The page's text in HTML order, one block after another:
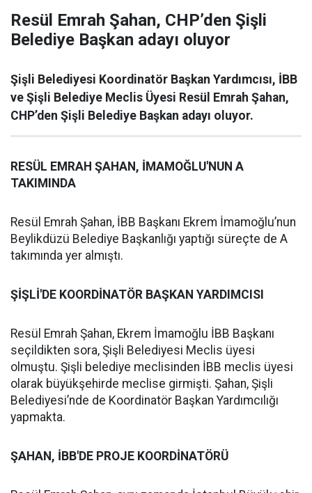
Resül Emrah Şahan, CHP’den Şişli
Belediye Başkan adayı oluyor
Şişli Belediyesi Koordinatör Başkan Yardımcısı, İBB
ve Şişli Belediye Meclis Üyesi Resül Emrah Şahan,
CHP’den Şişli Belediye Başkan adayı oluyor.
RESÜL EMRAH ŞAHAN, İMAMOĞLU'NUN A
TAKIMINDA
Resül Emrah Şahan, İBB Başkanı Ekrem İmamoğlu’nun
Beylikdüzü Belediye Başkanlığı yaptığı süreçte de A
takımında yer almıştı.
ŞİŞLİ'DE KOORDİNATÖR BAŞKAN YARDIMCISI
Resül Emrah Şahan, Ekrem İmamoğlu İBB Başkanı
seçildikten sora, Şişli Belediyesi Meclis üyesi
olmuştu. Şişli belediye meclisinden İBB meclis üyesi
olarak büyükşehirde meclise girmişti. Şahan, Şişli
Belediyesi’nde de Koordinatör Başkan Yardımcılığı
yapmakta.
ŞAHAN, İBB'DE PROJE KOORDİNATÖRÜ